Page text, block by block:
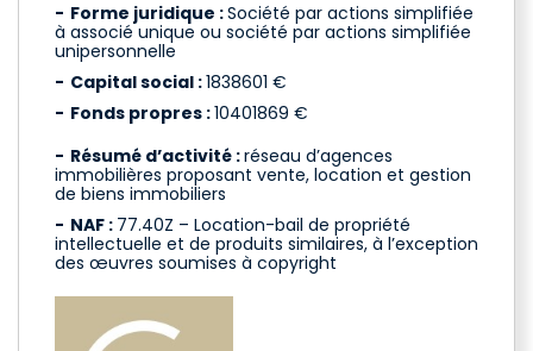
Forme juridique :Société par actions simplifiée
à associé unique ou société par actions simplifiée
unipersonnelle
Capital social :1838601 €
Fonds propres :10401869 €
Résumé d’activité :réseau d’agences
immobilières proposant vente, location et gestion
de biens immobiliers
NAF : 77.40Z – Location-bail de propriété
intellectuelle et de produits similaires, à l’exception
des œuvres soumises à copyright